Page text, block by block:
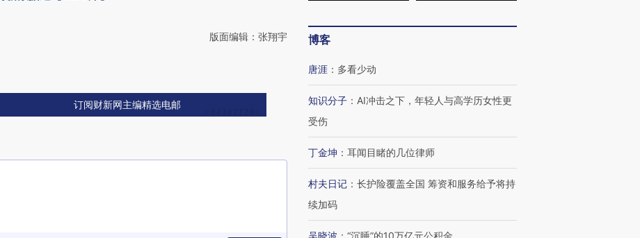
版面编辑：张翔宇
订阅财新网主编精选电邮
博客
唐涯 ： 多看少动
知识分子 ： AI冲击之下，年轻人与高学历女性更
受伤
丁金坤 ： 耳闻目睹的几位律师
村夫日记 ： 长护险覆盖全国 筹资和服务给予将持
续加码
吴晓波 ： “沉睡”的10万亿元公积金